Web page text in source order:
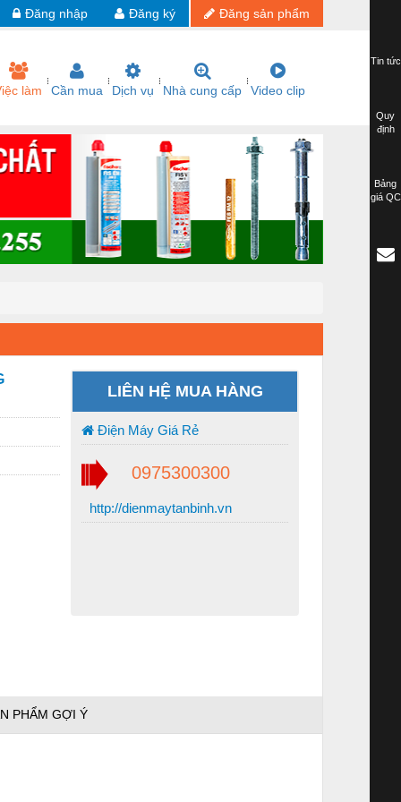
Đăng sản phẩm
Đăng ký
Đăng nhập
làm Cần mua Dịch vụ Nhà cung cấp Video clip
LIÊN HỆ MUA HÀNG
Điện Máy Giá Rẻ
0975300300
http://dienmaytanbinh.vn
PHẨM GỢI Ý
Tin tức
Quy
định
Bảng
giá QC